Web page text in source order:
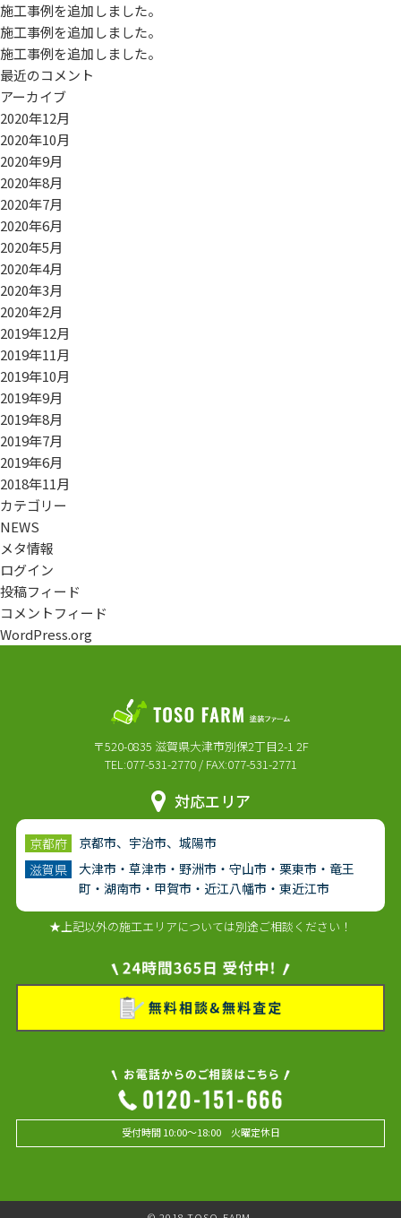
施工事例を追加しました。
施工事例を追加しました。
施工事例を追加しました。
最近のコメント
アーカイブ
2020年12月
2020年10月
2020年9月
2020年8月
2020年7月
2020年6月
2020年5月
2020年4月
2020年3月
2020年2月
2019年12月
2019年11月
2019年10月
2019年9月
2019年8月
2019年7月
2019年6月
2018年11月
カテゴリー
NEWS
メタ情報
ログイン
投稿フィード
コメントフィード
WordPress.org
〒520-0835 滋賀県大津市別保2丁目2-1 2F
TEL:077-531-2770 / FAX:077-531-2771
対応エリア
京都府
京都市、宇治市、城陽市
滋賀県
大津市・草津市・野洲市・守山市・栗東市・竜王
町・湖南市・甲賀市・近江八幡市・東近江市
★上記以外の施工エリアについては別途ご相談ください！
受付時間 10:00～18:00 火曜定休日